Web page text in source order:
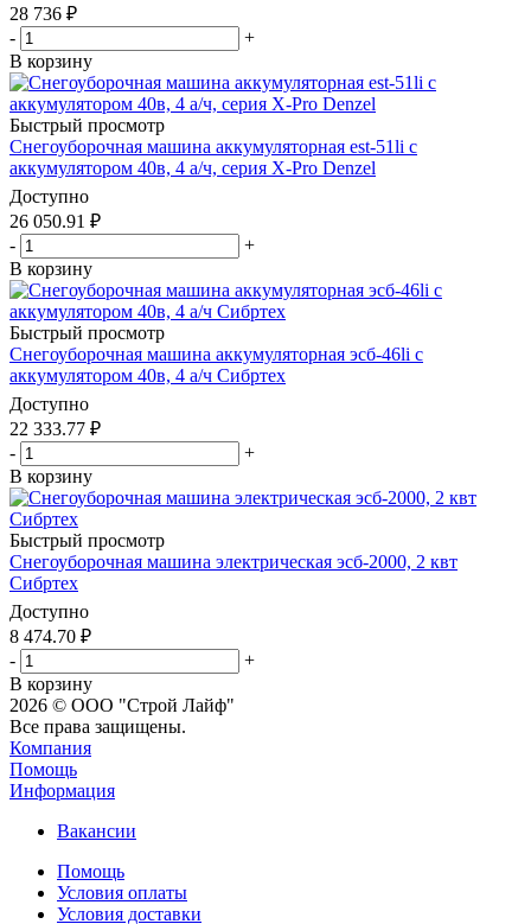
28 736 ₽
-
+
В корзину
Быстрый просмотр
Снегоуборочная машина аккумуляторная est-51li с
аккумулятором 40в, 4 а/ч, серия X-Pro Denzel
Доступно
26 050.91 ₽
-
+
В корзину
Быстрый просмотр
Снегоуборочная машина аккумуляторная эсб-46li с
аккумулятором 40в, 4 а/ч Сибртех
Доступно
22 333.77 ₽
-
+
В корзину
Быстрый просмотр
Снегоуборочная машина электрическая эсб-2000, 2 квт
Сибртех
Доступно
8 474.70 ₽
-
+
В корзину
2026 © ООО "Строй Лайф"
Все права защищены.
Компания
Помощь
Информация
Вакансии
Помощь
Условия оплаты
Условия доставки